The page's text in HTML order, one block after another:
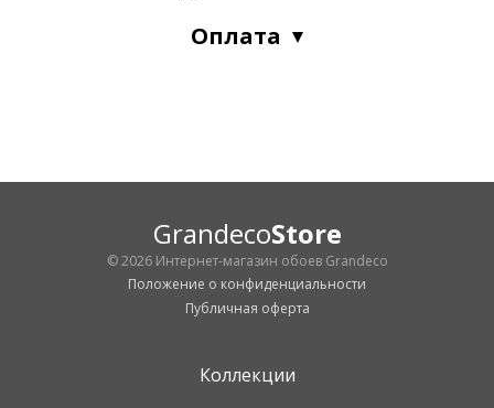
Оплата
GrandecoStore
© 2026 Интернет-магазин обоев Grandeco
Положение о конфиденциальности
Публичная оферта
Коллекции